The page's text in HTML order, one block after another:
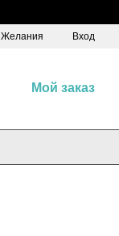
Желания Вход
Мой заказ